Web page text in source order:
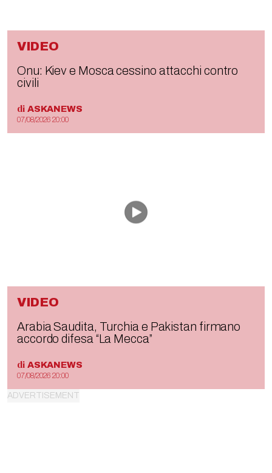
VIDEO
Onu: Kiev e Mosca cessino attacchi contro
civili
di ASKANEWS
07/08/2026 20:00
VIDEO
Arabia Saudita, Turchia e Pakistan firmano
accordo difesa “La Mecca”
di ASKANEWS
07/08/2026 20:00